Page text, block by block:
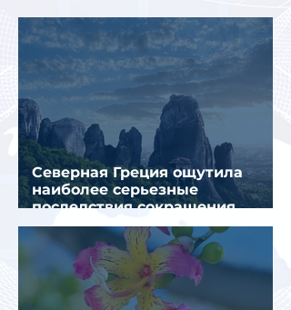
Муглы
Северная Греция ощутила
наиболее серьезные
последствия сокращения
турпотока из России